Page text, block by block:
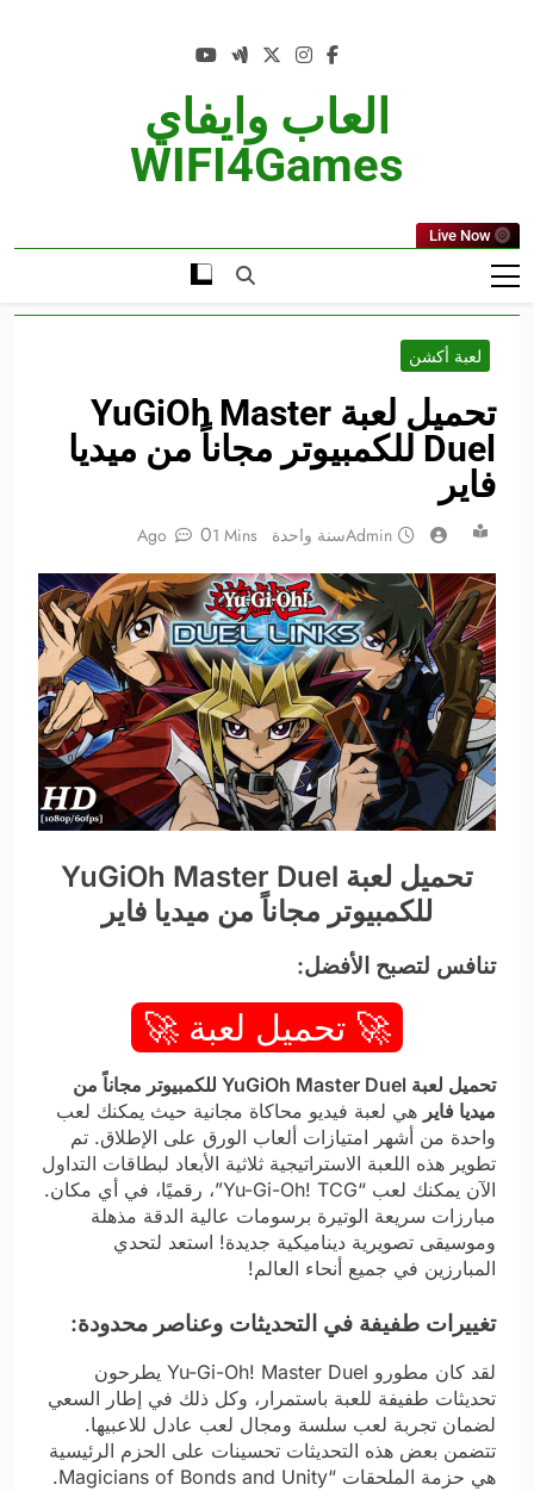
العاب وايفاي
WIFI4Games
Live Now
لعبة أكشن
تحميل لعبة YuGiOh Master
Duel للكمبيوتر مجاناً من ميديا
فاير
Adminسنة واحدة Ago 01 Mins
تحميل لعبة YuGiOh Master Duel
للكمبيوتر مجاناً من ميديا فاير
تنافس لتصبح الأفضل:
🚀 تحميل لعبة 🚀
تحميل لعبة YuGiOh Master Duel للكمبيوتر مجاناً من
ميديا فاير هي لعبة فيديو محاكاة مجانية حيث يمكنك لعب
واحدة من أشهر امتيازات ألعاب الورق على الإطلاق. تم
تطوير هذه اللعبة الاستراتيجية ثلاثية الأبعاد لبطاقات التداول
الآن يمكنك لعب “Yu-Gi-Oh! TCG”، رقميًا، في أي مكان.
مبارزات سريعة الوتيرة برسومات عالية الدقة مذهلة
وموسيقى تصويرية ديناميكية جديدة! استعد لتحدي
المبارزين في جميع أنحاء العالم!
تغييرات طفيفة في التحديثات وعناصر محدودة:
لقد كان مطورو Yu-Gi-Oh! Master Duel يطرحون
تحديثات طفيفة للعبة باستمرار، وكل ذلك في إطار السعي
لضمان تجربة لعب سلسة ومجال لعب عادل للاعبيها.
تتضمن بعض هذه التحديثات تحسينات على الحزم الرئيسية
هي حزمة الملحقات “Magicians of Bonds and Unity.